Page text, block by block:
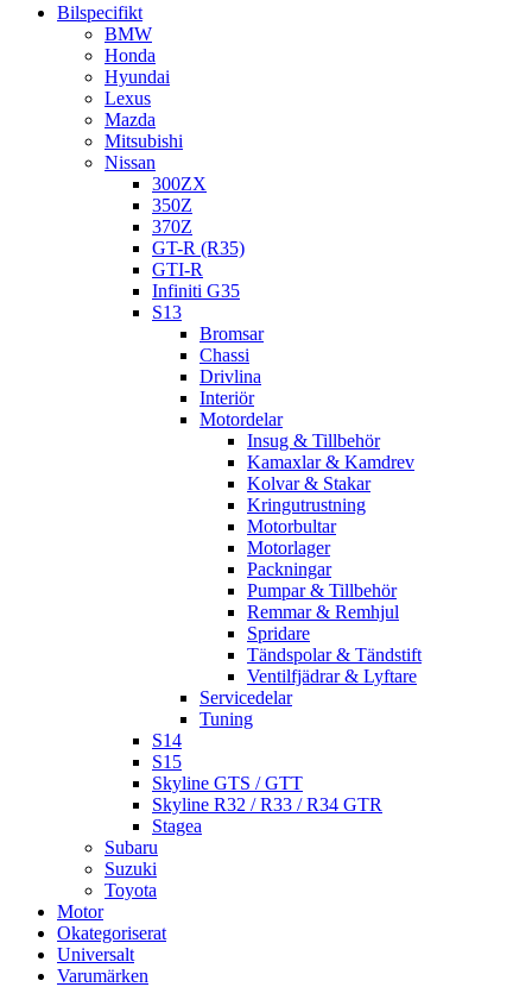
Bilspecifikt
BMW
Honda
Hyundai
Lexus
Mazda
Mitsubishi
Nissan
300ZX
350Z
370Z
GT-R (R35)
GTI-R
Infiniti G35
S13
Bromsar
Chassi
Drivlina
Interiör
Motordelar
Insug & Tillbehör
Kamaxlar & Kamdrev
Kolvar & Stakar
Kringutrustning
Motorbultar
Motorlager
Packningar
Pumpar & Tillbehör
Remmar & Remhjul
Spridare
Tändspolar & Tändstift
Ventilfjädrar & Lyftare
Servicedelar
Tuning
S14
S15
Skyline GTS / GTT
Skyline R32 / R33 / R34 GTR
Stagea
Subaru
Suzuki
Toyota
Motor
Okategoriserat
Universalt
Varumärken